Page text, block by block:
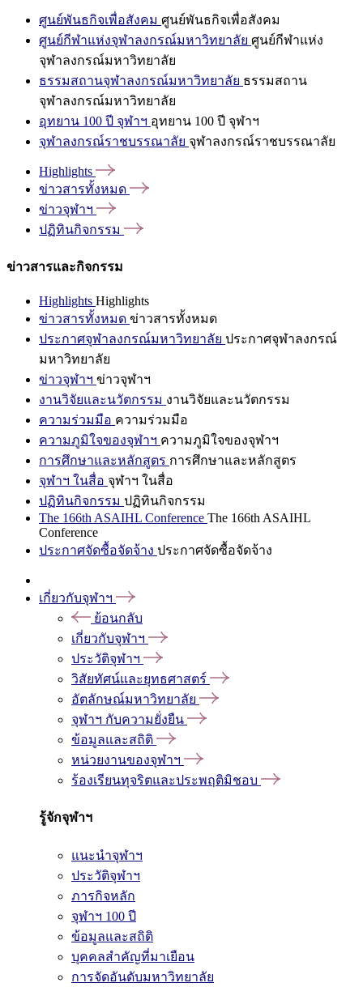
ศูนย์พันธกิจเพื่อสังคม ศูนย์พันธกิจเพื่อสังคม
ศูนย์กีฬาแห่งจุฬาลงกรณ์มหาวิทยาลัย ศูนย์กีฬาแห่ง
จุฬาลงกรณ์มหาวิทยาลัย
ธรรมสถานจุฬาลงกรณ์มหาวิทยาลัย ธรรมสถาน
จุฬาลงกรณ์มหาวิทยาลัย
อุทยาน 100 ปี จุฬาฯ อุทยาน 100 ปี จุฬาฯ
จุฬาลงกรณ์ราชบรรณาลัย จุฬาลงกรณ์ราชบรรณาลัย
Highlights
ข่าวสารทั้งหมด
ข่าวจุฬาฯ
ปฏิทินกิจกรรม
ข่าวสารและกิจกรรม
Highlights Highlights
ข่าวสารทั้งหมด ข่าวสารทั้งหมด
ประกาศจุฬาลงกรณ์มหาวิทยาลัย ประกาศจุฬาลงกรณ์
มหาวิทยาลัย
ข่าวจุฬาฯ ข่าวจุฬาฯ
งานวิจัยและนวัตกรรม งานวิจัยและนวัตกรรม
ความร่วมมือ ความร่วมมือ
ความภูมิใจของจุฬาฯ ความภูมิใจของจุฬาฯ
การศึกษาและหลักสูตร การศึกษาและหลักสูตร
จุฬาฯ ในสื่อ จุฬาฯ ในสื่อ
ปฏิทินกิจกรรม ปฏิทินกิจกรรม
The 166th ASAIHL Conference The 166th ASAIHL
Conference
ประกาศจัดซื้อจัดจ้าง ประกาศจัดซื้อจัดจ้าง
เกี่ยวกับจุฬาฯ
ย้อนกลับ
เกี่ยวกับจุฬาฯ
ประวัติจุฬาฯ
วิสัยทัศน์และยุทธศาสตร์
อัตลักษณ์มหาวิทยาลัย
จุฬาฯ กับความยั่งยืน
ข้อมูลและสถิติ
หน่วยงานของจุฬาฯ
ร้องเรียนทุจริตและประพฤติมิชอบ
รู้จักจุฬาฯ
แนะนำจุฬาฯ
ประวัติจุฬาฯ
ภารกิจหลัก
จุฬาฯ 100 ปี
ข้อมูลและสถิติ
บุคคลสำคัญที่มาเยือน
การจัดอันดับมหาวิทยาลัย